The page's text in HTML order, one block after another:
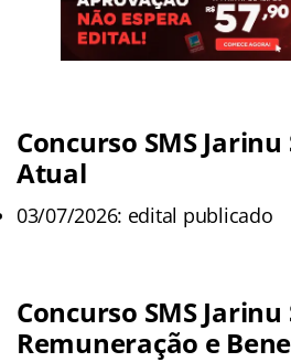
Concurso SMS Jarinu
Atual
03/07/2026: edital publicado
Concurso SMS Jarinu
Remuneração e